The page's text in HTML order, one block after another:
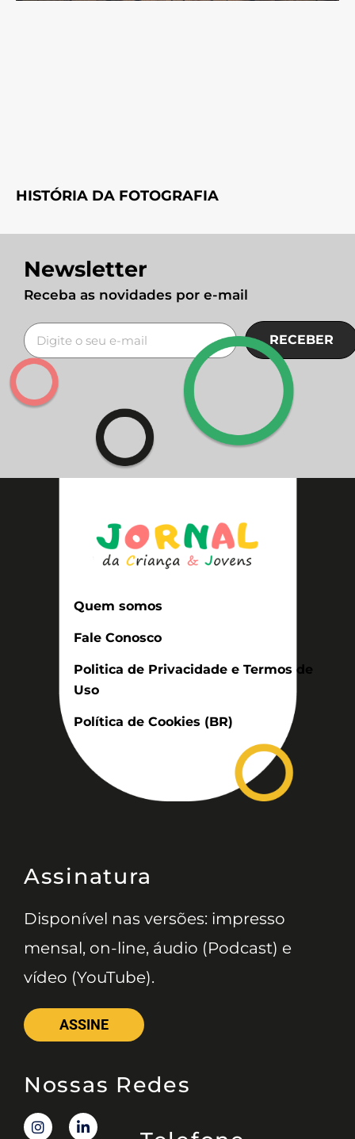
HISTÓRIA DA FOTOGRAFIA
Newsletter
Receba as novidades por e-mail
RECEBER
Quem somos
Fale Conosco
Politica de Privacidade e Termos de
Uso
Política de Cookies (BR)
Assinatura
Disponível nas versões: impresso
mensal, on-line, áudio (Podcast) e
vídeo (YouTube).
ASSINE
Nossas Redes